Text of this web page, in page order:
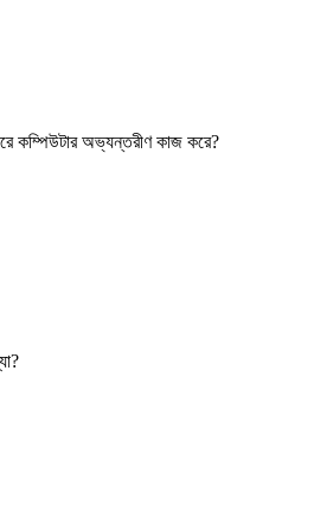
কম্পিউটার অভ্যন্তরীণ কাজ করে?